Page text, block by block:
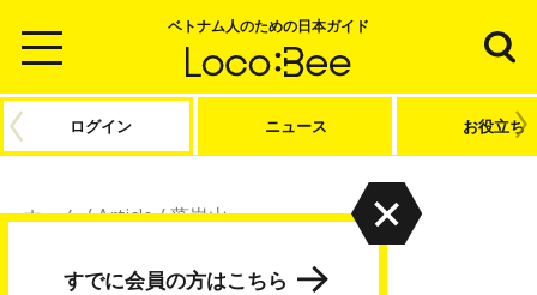
ベトナム人のための日本ガイド
ログイン ニュース お役立ち
ホーム/Article/藻岩山
藻岩山
すでに会員の方はこちら